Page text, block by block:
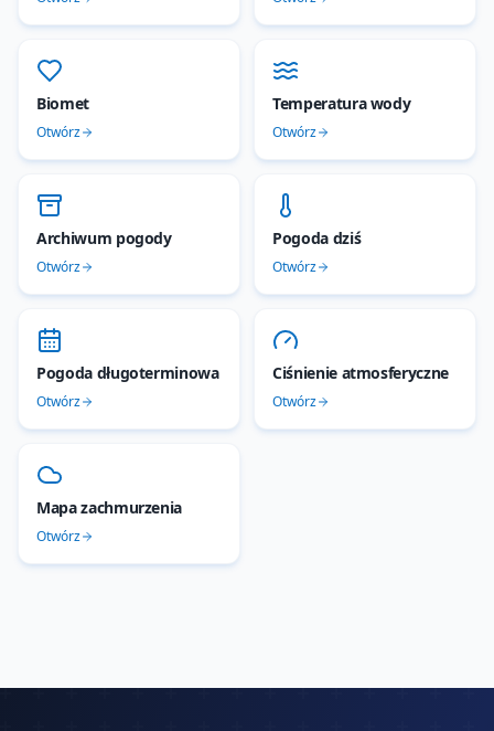
Biomet
Otwórz
Temperatura wody
Otwórz
Archiwum pogody
Otwórz
Pogoda dziś
Otwórz
Pogoda długoterminowa
Otwórz
Ciśnienie atmosferyczne
Otwórz
Mapa zachmurzenia
Otwórz